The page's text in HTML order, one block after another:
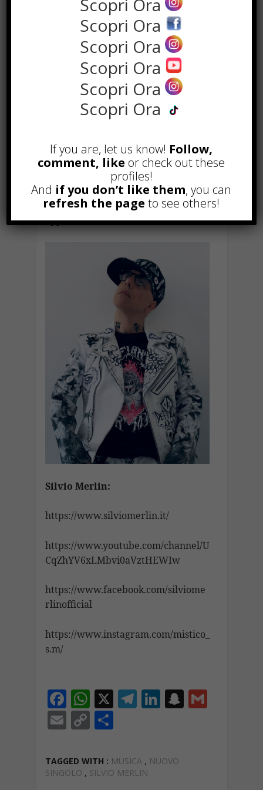
sicuramente tenere d’occhio questo
talentuoso artista, che sembra
destinato a lasciare un segno
indelebile nel mondo della musica.
Le sue prossime mosse sono attese
con grande curiosità: nuovi singoli,
un possibile album e ulteriori
esibizioni dal vivo sono solo alcune
suo nome. Merlin ha già dimostrato
di avere la stoffa per diventare una
delle voci più influenti della sua
generazione, e con “Epidermide”
conferma che il suo viaggio è
appena iniziato.
Silvio Merlin:
https://www.silviomerlin.it/
https://www.youtube.com/channel/U
CqZhYV6xLMbvi0aVztHEWIw
https://www.facebook.com/silviome
rlinofficial
https://www.instagram.com/mistico_
s.m/
F
ac
e
b
o
W
h
at
s
A
X T
gr
a
Li
e
S G
E
ai
l
C
p
y
C
n
di
TAGGED WITH : MUSICA , NUOVO
SINGOLO , SILVIO MERLIN
Scopri Ora
Scopri Ora
Scopri Ora
Scopri Ora
Scopri Ora
Scopri Ora
If you are, let us know! Follow,
comment, like or check out these
profiles!
And if you don’t like them, you can
refresh the page to see others!